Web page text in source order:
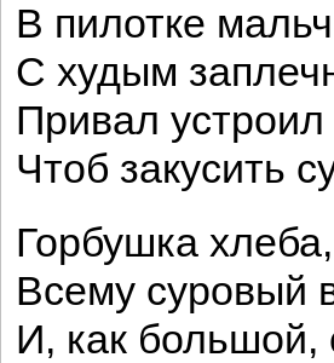
В пилотке
С худым
Привал устроил
Чтоб закусить
Горбушка
Всему суровый
И, как большой,